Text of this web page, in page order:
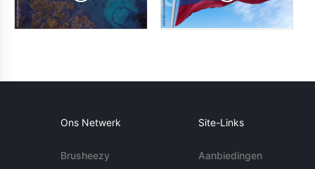
Ons Netwerk
Brusheezy
Site-Links
Aanbiedingen